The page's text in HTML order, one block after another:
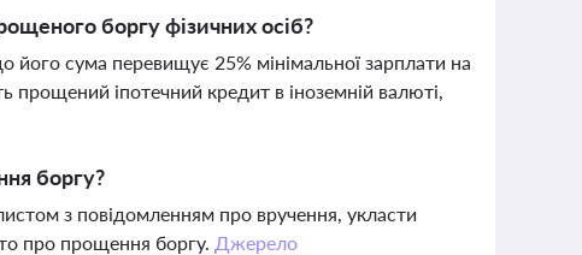
боргу фізичних осіб?
сума перевищує 25% мінімальної зарплати на
прощений іпотечний кредит в іноземній валюті,
боргу?
з повідомленням про вручення, укласти
про прощення боргу. Джерело